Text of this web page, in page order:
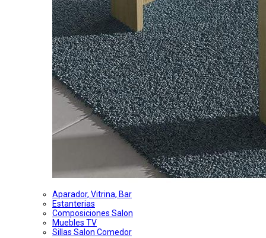
Aparador, Vitrina, Bar
Estanterias
Composiciones Salon
Muebles TV
Sillas Salon Comedor